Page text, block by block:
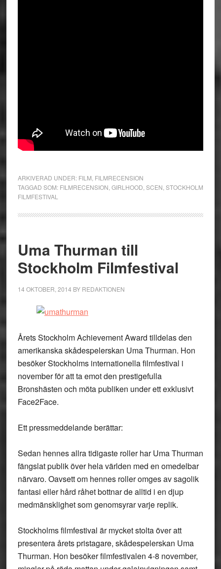
ARKIVERAD UNDER: FILM FILMRECENSION
TAGGAD SOM: FILMRECENSION GIRLHOOD SCEN STOCKHOLM
FILMFESTIVAL
Uma Thurman till
Stockholm Filmfestival
14 OKTOBER, 2014 BY REDAKTIONEN
Årets Stockholm Achievement Award tilldelas den
amerikanska skådespelerskan Uma Thurman. Hon
besöker Stockholms internationella filmfestival i
november för att ta emot den prestigefulla
Bronshästen och möta publiken under ett exklusivt
Face2Face.
Ett pressmeddelande berättar:
Sedan hennes allra tidigaste roller har Uma Thurman
fängslat publik över hela världen med en omedelbar
närvaro. Oavsett om hennes roller omges av sagolik
fantasi eller hård råhet bottnar de alltid i en djup
medmänsklighet som genomsyrar varje replik.
Stockholms filmfestival är mycket stolta över att
presentera årets pristagare, skådespelerskan Uma
Thurman. Hon besöker filmfestivalen 4-8 november,